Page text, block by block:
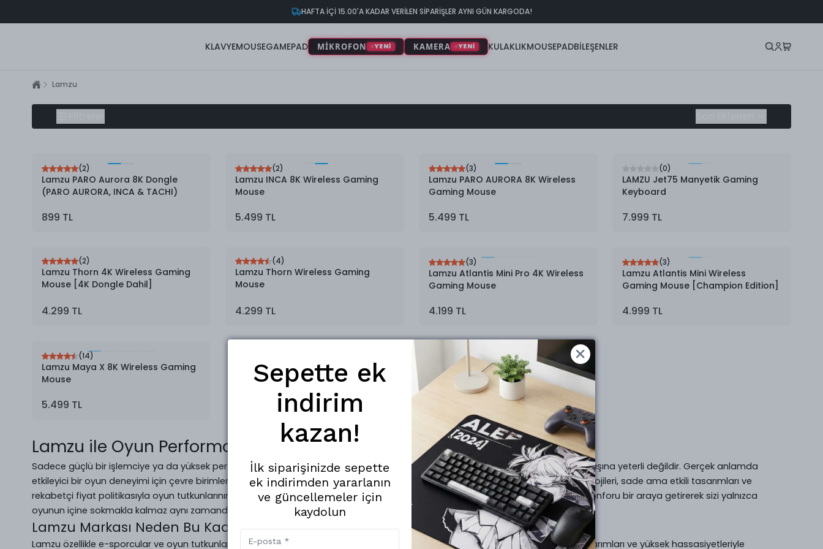
HAFTA İÇİ 15.00'A KADAR VERİLEN SİPARİŞLER AYNI GÜN KARGODA!
KLAVYEMOUSEGAMEPAD MİKROFON YENİ KAMERA YENİ KULAKLIKMOUSEPADBİLEŞENLER
Lamzu
(2)
Lamzu PARO Aurora 8K Dongle
(PARO AURORA, INCA & TACHI)
899 TL
(2)
Lamzu INCA 8K Wireless Gaming
Mouse
5.499 TL
(3)
Lamzu PARO AURORA 8K Wireless
Gaming Mouse
5.499 TL
(0)
LAMZU Jet75 Manyetik Gaming
Keyboard
7.999 TL
(2)
Lamzu Thorn 4K Wireless Gaming
Mouse [4K Dongle Dahil]
4.299 TL
(4)
Lamzu Thorn Wireless Gaming
Mouse
4.299 TL
(3)
Lamzu Atlantis Mini Pro 4K Wireless
Gaming Mouse
4.199 TL
(3)
Lamzu Atlantis Mini Wireless
Gaming Mouse [Champion Edition]
4.999 TL
(14)
Lamzu Maya X 8K Wireless Gaming
Mouse
5.499 TL
Lamzu ile Oyun Performansınızı Zirveye Taşıyın
Sadece güçlü bir işlemciye ya da yüksek performanslı bir ekran kartına sahip olmak günümüz dünyasının oyunculuğunda tek başına yeterli değildir. Gerçek anlamda
etkileyici bir oyun deneyimi için çevre birimlerinin kalitesi en az sistem donanımı kadar belirleyici hale geldi. Lamzu; yenilikçi teknolojileri, sade ama etkili tasarımları ve
rekabetçi fiyat politikasıyla oyun tutkunlarının beklentilerine doğrudan yanıt veriyor. Lamzu’nun sunduğu ürünler; kontrol, hız ve konforu bir araya getirerek sizi yalnızca
oyunun içine sokmakla kalmaz aynı zamanda rekabetin bir adım önüne taşır.
Lamzu Markası Neden Bu Kadar İlgi Görüyor?
Lamzu özellikle e-sporcular ve oyun tutkunları için özel olarak geliştirilen çevre birimleriyle tanınıyor. Hafif yapıları, ergonomik tasarımları ve yüksek hassasiyetleriyle
Sepette ek
indirim
kazan!
İlk siparişinizde sepette
ek indirimden yararlanın
ve güncellemeler için
kaydolun